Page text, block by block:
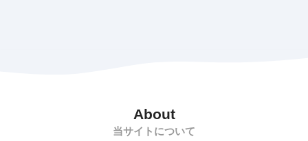
About
当サイトについて